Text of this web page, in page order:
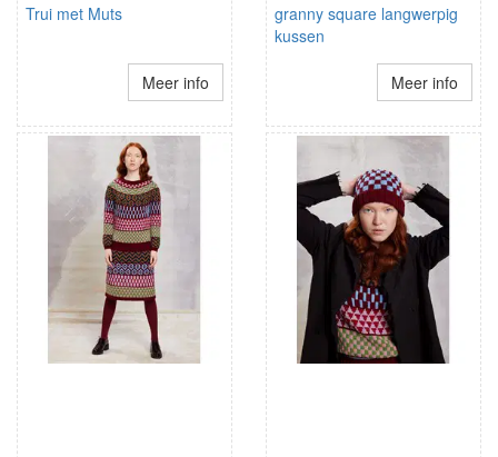
Trui met Muts
Meer info
granny square langwerpig
kussen
Meer info